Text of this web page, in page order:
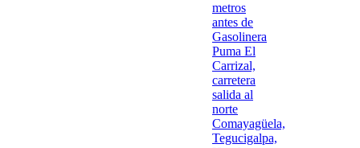
metros
antes de
Gasolinera
Puma El
Carrizal,
carretera
salida al
norte
Comayagüela,
Tegucigalpa,